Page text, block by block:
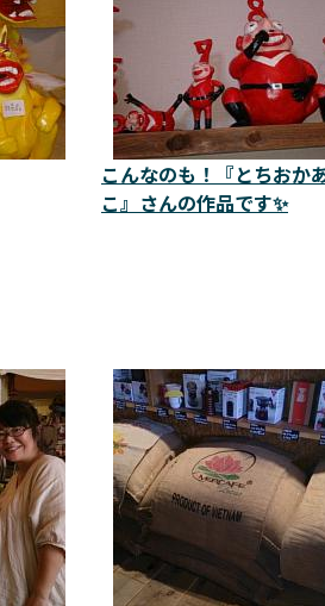
こんなのも！『とちおか
こ』さんの作品です✨